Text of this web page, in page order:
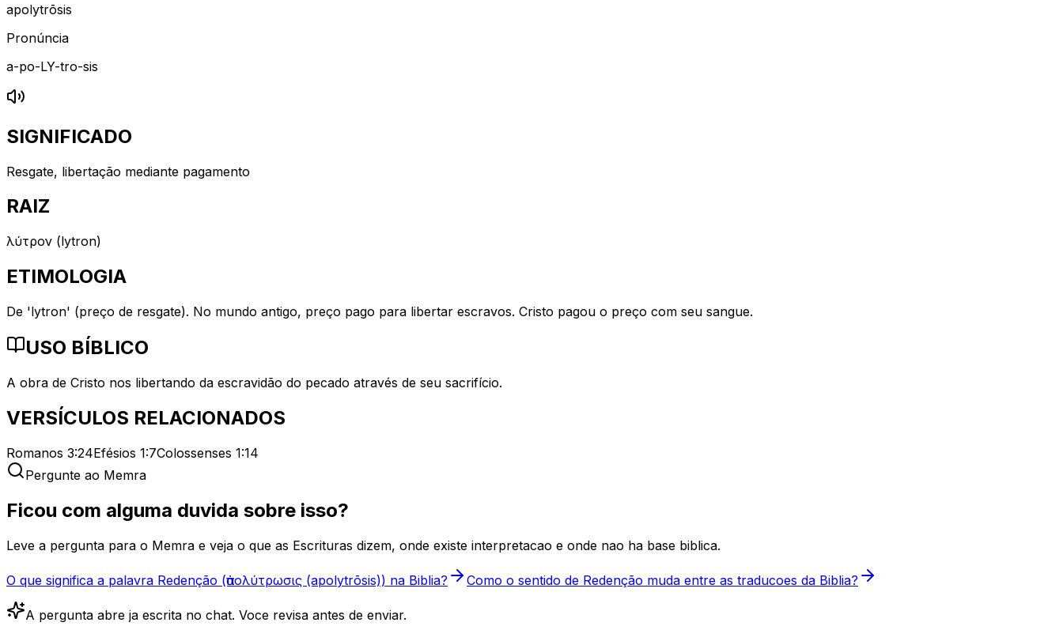
apolytrōsis
Pronúncia
a-po-LY-tro-sis
SIGNIFICADO
Resgate, libertação mediante pagamento
RAIZ
λύτρον (lytron)
ETIMOLOGIA
De 'lytron' (preço de resgate). No mundo antigo, preço pago para libertar escravos. Cristo pagou o preço com seu sangue.
USO BÍBLICO
A obra de Cristo nos libertando da escravidão do pecado através de seu sacrifício.
VERSÍCULOS RELACIONADOS
Romanos 3:24Efésios 1:7Colossenses 1:14
Pergunte ao Memra
Ficou com alguma duvida sobre isso?
Leve a pergunta para o Memra e veja o que as Escrituras dizem, onde existe interpretacao e onde nao ha base biblica.
O que significa a palavra Redenção (ἀπολύτρωσις (apolytrōsis)) na Biblia? Como o sentido de Redenção muda entre as traducoes da Biblia?
A pergunta abre ja escrita no chat. Voce revisa antes de enviar.